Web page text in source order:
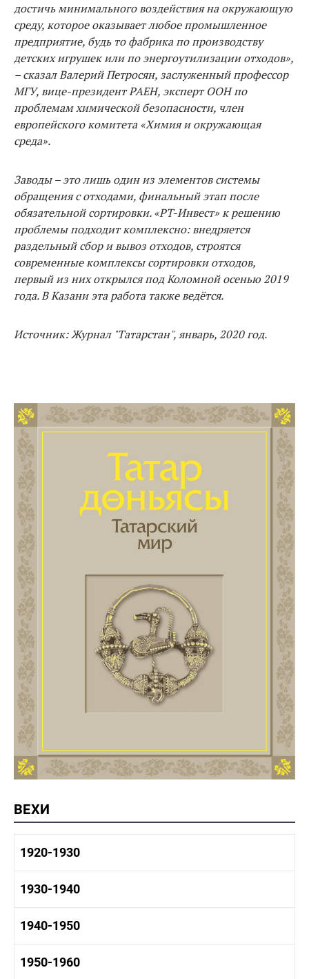
достичь минимального воздействия на окружающую
среду, которое оказывает любое промышленное
предприятие, будь то фабрика по производству
детских игрушек или по энергоутилизации отходов»,
– сказал Валерий Петросян, заслуженный профессор
МГУ, вице-президент РАЕН, эксперт ООН по
проблемам химической безопасности, член
европейского комитета «Химия и окружающая
среда».
Заводы – это лишь один из элементов системы
обращения с отходами, финальный этап после
обязательной сортировки. «РТ-Инвест» к решению
проблемы подходит комплексно: вне­дряется
раздельный сбор и вывоз отходов, строятся
современные комплексы сортировки отходов,
первый из них открылся под Ко­ломной осенью 2019
года. В Казани эта работа также ведётся.
Источник: Журнал "Татарстан", январь, 2020 год.
ВЕХИ
1920-1930
1920-1930 история
1920-1930 культура
1930-1940
1930-1940 история
1930-1940 культура
1940-1950
1940-1950 быт
1950-1960